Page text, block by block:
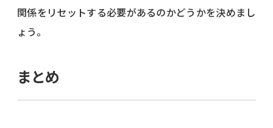
関係をリセットする必要があるのかどうかを決めまし
ょう。
まとめ